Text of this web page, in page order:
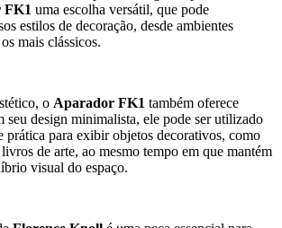
FK1 uma escolha versátil, que pode
estilos de decoração, desde ambientes
mais clássicos.
o Aparador FK1 também oferece
seu design minimalista, ele pode ser utilizado
prática para exibir objetos decorativos, como
de arte, ao mesmo tempo em que mantém
visual do espaço.